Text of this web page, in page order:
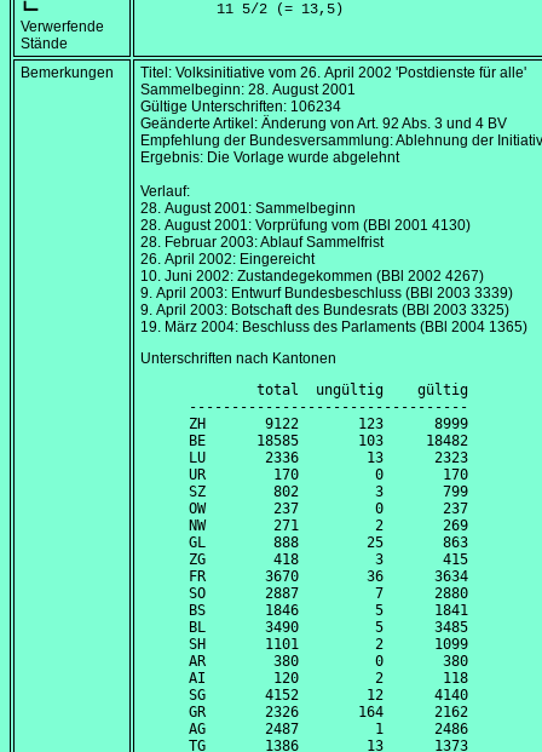
┗━
Verwerfende
Stände
         11 5/2 (=
13,5 )
Bemerkungen Titel: Volksinitiative vom 26. April 2002 'Postdienste für alle'
Sammelbeginn: 28. August 2001
Gültige Unterschriften: 106234
Geänderte Artikel: Änderung von Art. 92 Abs. 3 und 4 BV
Empfehlung der Bundesversammlung: Ablehnung der
Ergebnis: Die Vorlage wurde abgelehnt
Verlauf:
28. August 2001: Sammelbeginn
28. August 2001: Vorprüfung vom (BBl 2001 4130)
28. Februar 2003: Ablauf Sammelfrist
26. April 2002: Eingereicht
10. Juni 2002: Zustandegekommen (BBl 2002 4267)
9. April 2003: Entwurf Bundesbeschluss (BBl 2003 3339)
9. April 2003: Botschaft des Bundesrats (BBl 2003 3325)
19. März 2004: Beschluss des Parlaments (BBl 2004 1365)
Unterschriften nach Kantonen
        total  ungültig    gültig
---------------------------------
ZH       9122       123      8999
BE      18585       103     18482
LU       2336        13      2323
UR        170         0       170
SZ        802         3       799
OW        237         0       237
NW        271         2       269
GL        888        25       863
ZG        418         3       415
FR       3670        36      3634
SO       2887         7      2880
BS       1846         5      1841
BL       3490         5      3485
SH       1101         2      1099
AR        380         0       380
AI        120         2       118
SG       4152        12      4140
GR       2326       164      2162
AG       2487         1      2486
TG       1386        13      1373